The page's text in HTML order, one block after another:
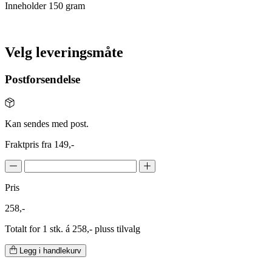
Inneholder 150 gram
Velg leveringsmåte
Postforsendelse
Kan sendes med post.
Fraktpris fra 149,-
Pris
258,-
Totalt for 1 stk. á 258,- pluss tilvalg
Legg i handlekurv